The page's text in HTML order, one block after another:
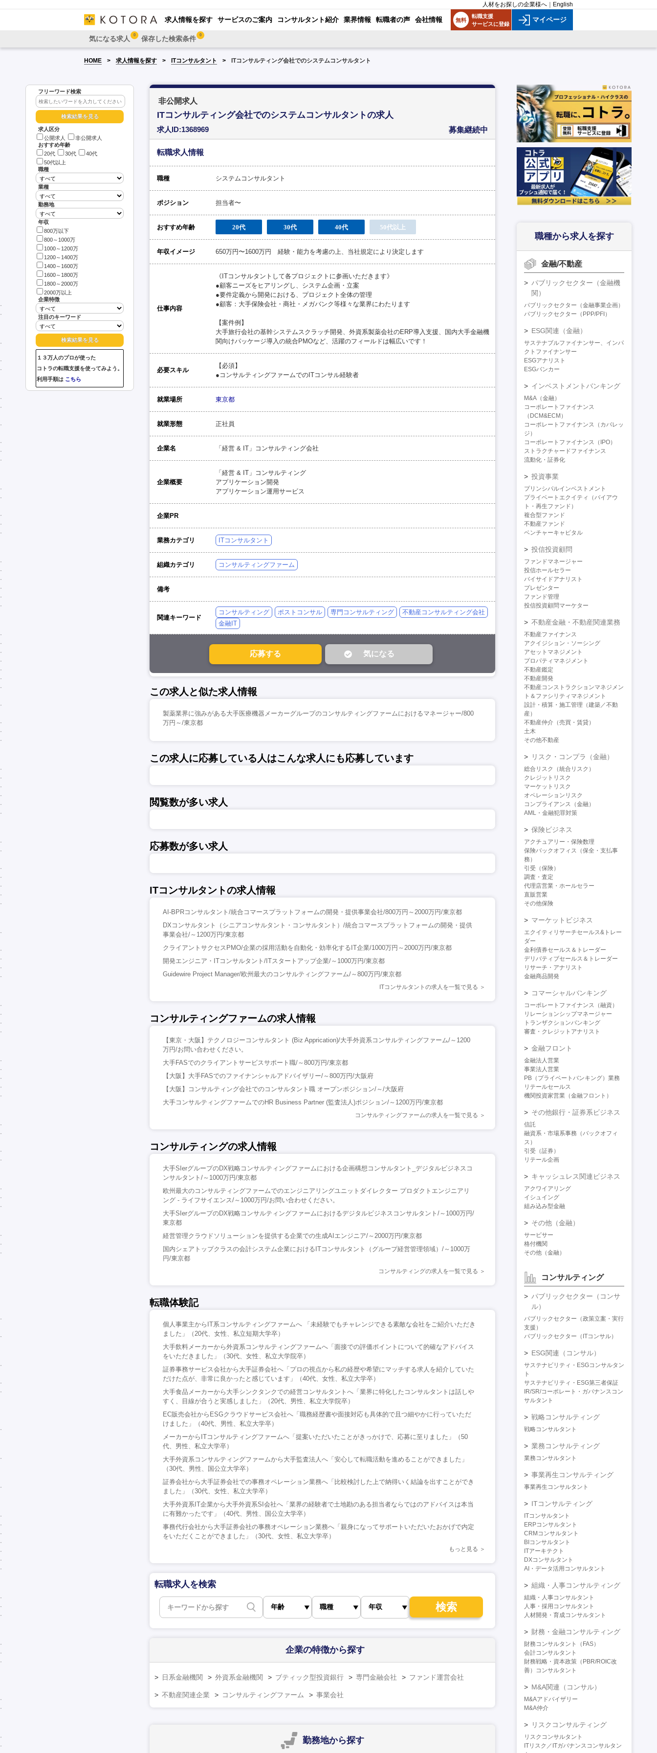
人材をお探しの企業様へ English
求人情報を探す サービスのご案内 コンサルタント紹介 業界情報 転職者の声 会社情報 無料
転職支援
サービスに登録
マイページ
気になる求人 0 保存した検索条件 0
HOME 求人情報を探す ITコンサルタント ITコンサルティング会社でのシステムコンサルタント
フリーワード検索
求人区分
公開求人
非公開求人
おすすめ年齢
20代
30代
40代
50代以上
職種
業種
勤務地
年収
800万以下
800～1000万
1000～1200万
1200～1400万
1400～1600万
1600～1800万
1800～2000万
2000万以上
企業特徴
注目のキーワード
１３万人のプロが使った
コトラの転職支援を使ってみよう。
利用手順は こちら
非公開求人
ITコンサルティング会社でのシステムコンサルタントの求人
求人ID:1368969 募集継続中
転職求人情報
職種 システムコンサルタント
ポジション 担当者〜
おすすめ年齢 20代 30代 40代 50代以上
年収イメージ 650万円〜1600万円 経験・能力を考慮の上、当社規定により決定します
仕事内容
《ITコンサルタントして各プロジェクトに参画いただきます》
●顧客ニーズをヒアリングし、システム企画・立案
●要件定義から開発における、プロジェクト全体の管理
●顧客：大手保険会社・商社・メガバンク等様々な業界にわたります
【案件例】
大手旅行会社の基幹システムスクラッチ開発、外資系製薬会社のERP導入支援、国内大手金融機
関向けパッケージ導入の統合PMOなど、活躍のフィールドは幅広いです！
必要スキル
【必須】
●コンサルティングファームでのITコンサル経験者
就業場所 東京都
就業形態 正社員
企業名 「経営 & IT」コンサルティング会社
企業概要
「経営 & IT」コンサルティング
アプリケーション開発
アプリケーション運用サービス
企業PR
業務カテゴリ ITコンサルタント
組織カテゴリ コンサルティングファーム
備考
関連キーワード
コンサルティング ポストコンサル 専門コンサルティング
不動産コンサルティング会社
金融IT
この求人と似た求人情報
製薬業界に強みがある大手医療機器メーカーグループのコンサルティングファームにおけるマネージャー/800
万円～/東京都
この求人に応募している人はこんな求人にも応募しています
閲覧数が多い求人
応募数が多い求人
ITコンサルタントの求人情報
AI-BPRコンサルタント/統合コマースプラットフォームの開発・提供事業会社/800万円～2000万円/東京都
DXコンサルタント（シニアコンサルタント・コンサルタント）/統合コマースプラットフォームの開発・提供
事業会社/～1200万円/東京都
クライアントサクセスPMO/企業の採用活動を自動化・効率化するIT企業/1000万円～2000万円/東京都
開発エンジニア・ITコンサルタント/ITスタートアップ企業/～1000万円/東京都
Guidewire Project Manager/欧州最大のコンサルティングファーム/～800万円/東京都
ITコンサルタントの求人を一覧で見る
コンサルティングファームの求人情報
【東京・大阪】テクノロジーコンサルタント (Biz Apprication)/大手外資系コンサルティングファーム/～1200
万円/お問い合わせください。
大手FASでのクライアントサービスサポート職/～800万円/東京都
【大阪】大手FASでのファイナンシャルアドバイザリー/～800万円/大阪府
【大阪】コンサルティング会社でのコンサルタント職 オープンポジション/～/大阪府
大手コンサルティングファームでのHR Business Partner (監査法人)ポジション/～1200万円/東京都
コンサルティングファームの求人を一覧で見る
コンサルティングの求人情報
大手SIerグループのDX戦略コンサルティングファームにおける企画構想コンサルタント_デジタルビジネスコ
ンサルタント/～1000万円/東京都
欧州最大のコンサルティングファームでのエンジニアリングユニットダイレクター プロダクトエンジニアリ
ング - ライフサイエンス/～1000万円/お問い合わせください。
大手SIerグループのDX戦略コンサルティングファームにおけるデジタルビジネスコンサルタント/～1000万円/
東京都
経営管理クラウドソリューションを提供する企業での生成AIエンジニア/～2000万円/東京都
国内シェアトップクラスの会計システム企業におけるITコンサルタント（グループ経営管理領域）/～1000万
円/東京都
コンサルティングの求人を一覧で見る
転職体験記
個人事業主からIT系コンサルティングファームへ 「未経験でもチャレンジできる素敵な会社をご紹介いただき
ました」（20代、女性、私立短期大学卒）
大手飲料メーカーから外資系コンサルティングファームへ「面接での評価ポイントについて的確なアドバイス
をいただきました」（30代、女性、私立大学院卒）
証券事務サービス会社から大手証券会社へ「プロの視点から私の経歴や希望にマッチする求人を紹介していた
だけた点が、非常に良かったと感じています」（40代、女性、私立大学卒）
大手食品メーカーから大手シンクタンクでの経営コンサルタントへ「業界に特化したコンサルタントは話しや
すく、目線が合うと実感しました」（20代、男性、私立大学院卒）
EC販売会社からESGクラウドサービス会社へ「職務経歴書や面接対応も具体的で且つ細やかに行っていただ
けました」（40代、男性、私立大学卒）
メーカーからITコンサルティングファームへ「提案いただいたことがきっかけで、応募に至りました」（50
代、男性、私立大学卒）
大手外資系コンサルティングファームから大手監査法人へ「安心して転職活動を進めることができました」
（30代、男性、国公立大学卒）
証券会社から大手証券会社での事務オペレーション業務へ「比較検討した上で納得いく結論を出すことができ
ました」（30代、女性、私立大学卒）
大手外資系IT企業から大手外資系SI会社へ「業界の経験者で土地勘のある担当者ならではのアドバイスは本当
に有難かったです」（40代、男性、国公立大学卒）
事務代行会社から大手証券会社の事務オペレーション業務へ「親身になってサポートいただいたおかげで内定
をいただくことができました」（30代、女性、私立大学卒）
もっと見る
転職求人を検索
検索
企業の特徴から探す
日系金融機関 外資系金融機関 ブティック型投資銀行 専門金融会社 ファンド運営会社
不動産関連企業 コンサルティングファーム 事業会社
勤務地から探す
職種から求人を探す
金融/不動産
パブリックセクター（金融機
関）
パブリックセクター（金融事業企画）
パブリックセクター（PPP/PFI）
ESG関連（金融）
サステナブルファイナンサー、インパ
クトファイナンサー
ESGアナリスト
ESGバンカー
インベストメントバンキング
M&A（金融）
コーポレートファイナンス
（DCM&ECM）
コーポレートファイナンス（カバレッ
ジ）
コーポレートファイナンス（IPO）
ストラクチャードファイナンス
流動化・証券化
投資事業
プリンシパルインベストメント
プライベートエクイティ（バイアウ
ト・再生ファンド）
複合型ファンド
不動産ファンド
ベンチャーキャピタル
投信投資顧問
ファンドマネージャー
投信ホールセラー
バイサイドアナリスト
プレゼンター
ファンド管理
投信投資顧問マーケター
不動産金融・不動産関連業務
不動産ファイナンス
アクイジション・ソーシング
アセットマネジメント
プロパティマネジメント
不動産鑑定
不動産開発
不動産コンストラクションマネジメン
ト＆ファシリティマネジメント
設計・積算・施工管理（建築／不動
産）
不動産仲介（売買・賃貸）
土木
その他不動産
リスク・コンプラ（金融）
総合リスク（統合リスク）
クレジットリスク
マーケットリスク
オペレーションリスク
コンプライアンス（金融）
AML・金融犯罪対策
保険ビジネス
アクチュアリー・保険数理
保険バックオフィス（保全・支払事
務）
引受（保険）
調査・査定
代理店営業・ホールセラー
直販営業
その他保険
マーケットビジネス
エクイティリサーチセールス&トレー
ダー
金利債券セールス＆トレーダー
デリバティブセールス＆トレーダー
リサーチ・アナリスト
金融商品開発
コマーシャルバンキング
コーポレートファイナンス（融資）
リレーションシップマネージャー
トランザクションバンキング
審査・クレジットアナリスト
金融フロント
金融法人営業
事業法人営業
PB（プライベートバンキング）業務
リテールセールス
機関投資家営業（金融フロント）
その他銀行・証券系ビジネス
信託
融資系・市場系事務（バックオフィ
ス）
引受（証券）
リテール企画
キャッシュレス関連ビジネス
アクワイアリング
イシュイング
組み込み型金融
その他（金融）
サービサー
格付機関
その他（金融）
コンサルティング
パブリックセクター（コンサ
ル）
パブリックセクター（政策立案・実行
支援）
パブリックセクター（ITコンサル）
ESG関連（コンサル）
サステナビリティ・ESGコンサルタン
ト
サステナビリティ・ESG第三者保証
IR/SR/コーポレート・ガバナンスコン
サルタント
戦略コンサルティング
戦略コンサルタント
業務コンサルティング
業務コンサルタント
事業再生コンサルティング
事業再生コンサルタント
ITコンサルティング
ITコンサルタント
ERPコンサルタント
CRMコンサルタント
BIコンサルタント
ITアーキテクト
DXコンサルタント
AI・データ活用コンサルタント
組織・人事コンサルティング
組織・人事コンサルタント
人事・採用コンサルタント
人材開発・育成コンサルタント
財務・金融コンサルティング
財務コンサルタント（FAS）
会計コンサルタント
財務戦略・資本政策（PBR/ROIC改
善）コンサルタント
M&A関連（コンサル）
M&Aアドバイザリー
M&A仲介
リスクコンサルティング
リスクコンサルタント
ITリスク／ITガバナンスコンサルタン